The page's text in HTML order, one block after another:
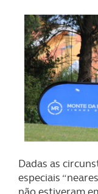
Dadas as
especiais